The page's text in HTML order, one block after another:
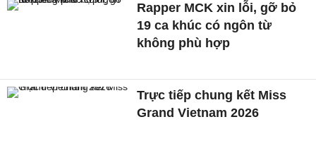
Rapper MCK xin lỗi, gỡ bỏ
19 ca khúc có ngôn từ
không phù hợp
Trực tiếp chung kết Miss
Grand Vietnam 2026